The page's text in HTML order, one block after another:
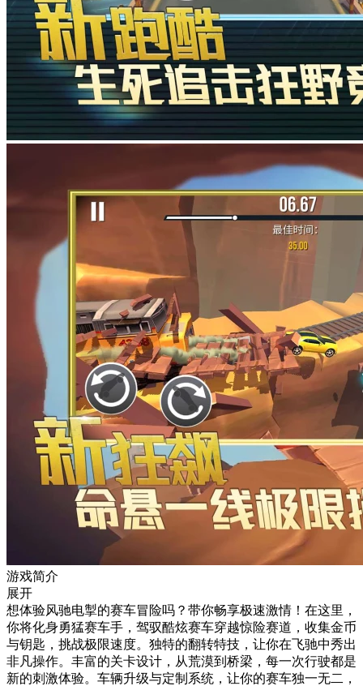
游戏简介
展开
想体验风驰电掣的赛车冒险吗？带你畅享极速激情！在这里，
你将化身勇猛赛车手，驾驭酷炫赛车穿越惊险赛道，收集金币
与钥匙，挑战极限速度。独特的翻转特技，让你在飞驰中秀出
非凡操作。丰富的关卡设计，从荒漠到桥梁，每一次行驶都是
新的刺激体验。车辆升级与定制系统，让你的赛车独一无二，